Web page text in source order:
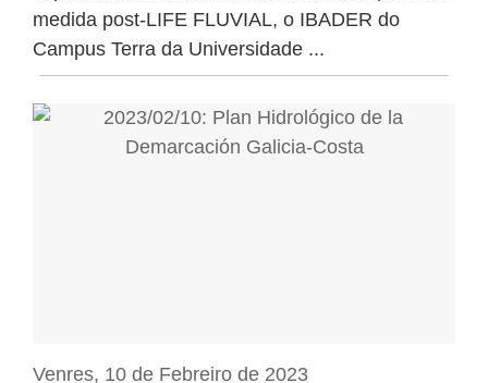
medida post-LIFE FLUVIAL, o IBADER do
Campus Terra da Universidade ...
Venres, 10 de Febreiro de 2023